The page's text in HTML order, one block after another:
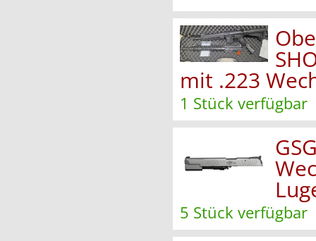
mit .223
1 Stück verfügbar
5 Stück verfügbar